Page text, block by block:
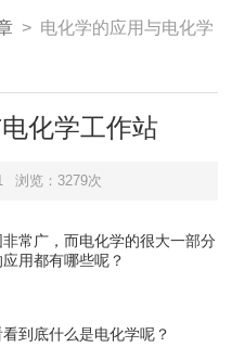
> 电化学的应用与电化学
化学工作站
浏览：3279次
常广，而电化学的很大一部分
用都有哪些呢？
到底什么是电化学呢？